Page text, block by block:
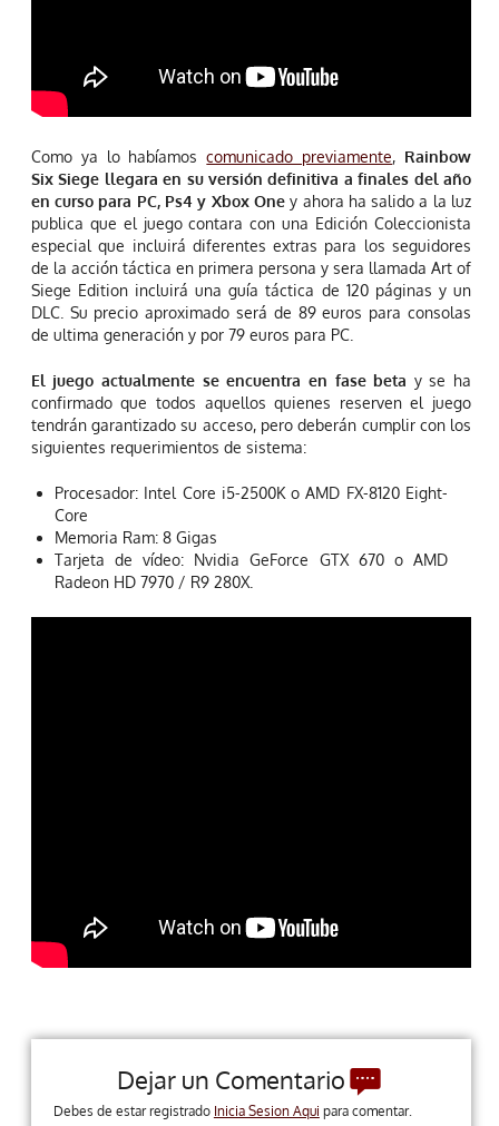
Como ya lo habíamoscomunicado previamente, Rainbow
Six Siege llegara en su versión definitiva a finales del año
en curso para PC, Ps4 y Xbox Oney ahora ha salido a la luz
publica que el juego contara con una Edición Coleccionista
especial que incluirá diferentes extras para los seguidores
de la acción táctica en primera persona y sera llamada Art of
Siege Edition incluirá una guía táctica de 120 páginas y un
DLC. Su precio aproximado será de 89 euros para consolas
de ultima generación y por 79 euros para PC.
El juego actualmente se encuentra en fase beta y se ha
confirmado que todos aquellos quienes reserven el juego
tendrán garantizado su acceso, pero deberán cumplir con los
siguientes requerimientos de sistema:
Procesador: Intel Core i5-2500K o AMD FX-8120 Eight-
Core
Memoria Ram: 8 Gigas
Tarjeta de vídeo: Nvidia GeForce GTX 670 o AMD
Radeon HD 7970 / R9 280X.
Dejar un Comentario
Debes de estar registrado Inicia Sesion Aqui para comentar.